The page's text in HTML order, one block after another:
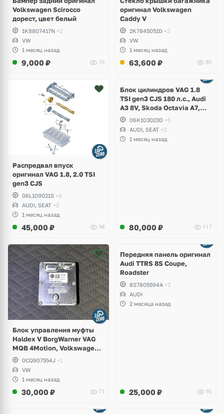
Volkswagen Scirocco
дорест, цвет белый
1K8807417N +2
VW
1 месяц назад
9,000 ₽ 76
оригинал Volkswagen
Caddy V
2K7845051D +2
VW
1 месяц назад
63,600 ₽ 80
Распредвал впуск
оригинал VAG 1.8, 2.0 TSI
gen3 CJS
06L109021S +4
AUDI, SEAT +2
1 месяц назад
45,000 ₽ 98
2 фото
Блок цилиндров VAG 1.8
TSI gen3 CJS 180 л.с., Audi
A3 8V, Skoda Octavia A7,
Superb, Volkswagen Passat
B8, Golf VII Alltrack, Seat
Leon
06K103023D +5
AUDI, SEAT +2
1 месяц назад
80,000 ₽ 117
Блок управления муфты
Haldex V BorgWarner VAG
MQB 4Motion, Volkswagen
Tiguan
0CQ907554J +1
VW
1 месяц назад
30,000 ₽ 71
2 фото
Передняя панель оригинал
Audi TTRS 8S Coupe,
Roadster
8S7805594A +3
AUDI
2 месяца назад
25,000 ₽ 95